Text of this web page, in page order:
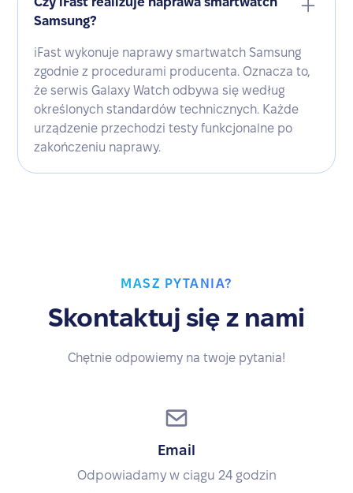
Samsung?
iFast wykonuje naprawy smartwatch Samsung
zgodnie z procedurami producenta. Oznacza to,
że serwis Galaxy Watch odbywa się według
określonych standardów technicznych. Każde
urządzenie przechodzi testy funkcjonalne po
zakończeniu naprawy.
MASZ PYTANIA?
Skontaktuj się z nami
Chętnie odpowiemy na twoje pytania!
Email
Odpowiadamy w ciągu 24 godzin